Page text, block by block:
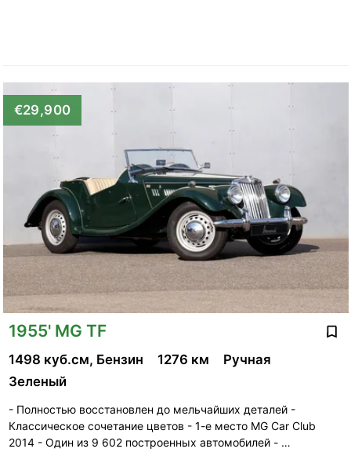
€29,900
1955' MG TF
1498 куб.см, Бензин 1276 км
Ручная
Зеленый
- Полностью восстановлен до мельчайших деталей -
Классическое сочетание цветов - 1-е место MG Car Club
2014 - Один из 9 602 построенных автомобилей - …